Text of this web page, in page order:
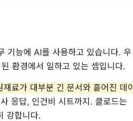
기능에 AI를 사용하고 있습니다. 우
환경에서 일하고 있는 셈입니다.
재료가 대부분 긴 문서와 흩어진 데이
응답, 인건비 시트까지. 클로드는
강합니다.